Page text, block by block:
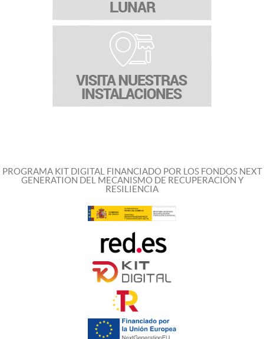
PROGRAMA KIT DIGITAL FINANCIADO POR LOS FONDOS NEXT
GENERATION DEL MECANISMO DE RECUPERACIÓN Y
RESILIENCIA